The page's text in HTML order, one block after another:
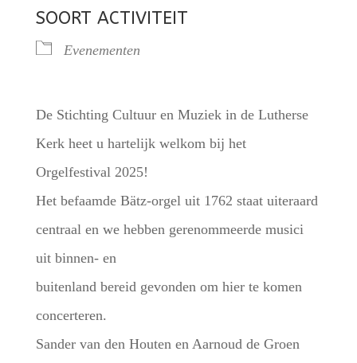
SOORT ACTIVITEIT
Evenementen
De Stichting Cultuur en Muziek in de Lutherse
Kerk heet u hartelijk welkom bij het
Orgelfestival 2025!
Het befaamde Bätz-orgel uit 1762 staat uiteraard
centraal en we hebben gerenommeerde musici
uit binnen- en
buitenland bereid gevonden om hier te komen
concerteren.
Sander van den Houten en Aarnoud de Groen